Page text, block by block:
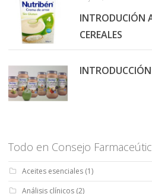
INTRODUCIÓN
CEREALES
Todo en Consejo
Aceites esenciales (1)
Análisis clínicos (2)